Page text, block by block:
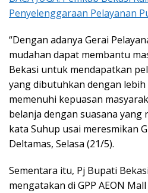
Penyelenggaraan Pelayanan
“Dengan adanya Gerai
mudahan dapat membantu
Bekasi untuk mendapatkan
yang dibutuhkan dengan
memenuhi kepuasan
belanja dengan suasana yang
kata Suhup usai meresmikan
Deltamas, Selasa (21/5).
Sementara itu, Pj Bupati
mengatakan di GPP AEON